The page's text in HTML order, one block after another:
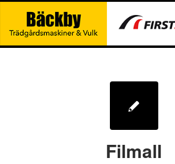
Filmall